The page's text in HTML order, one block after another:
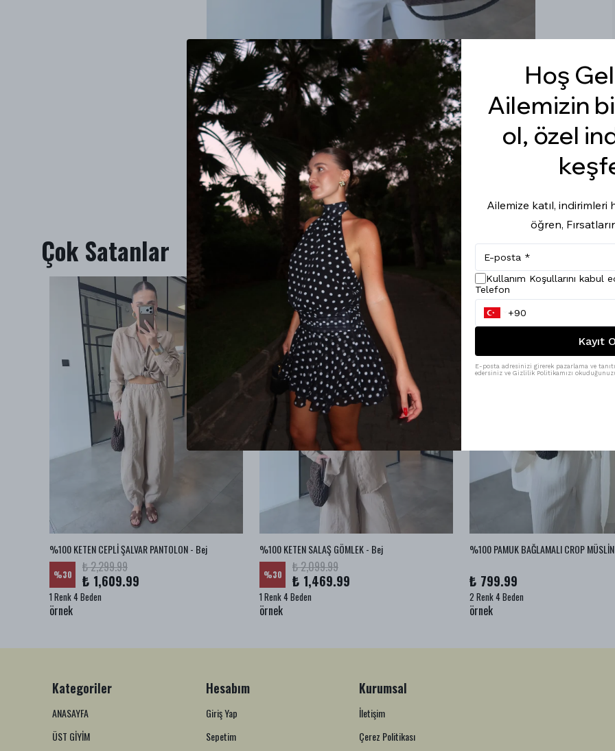
Çok Satanlar
%100 KETEN CEPLİ ŞALVAR PANTOLON - Bej
%30 ₺ 2,299.99
₺ 1,609.99
1 Renk 4 Beden
örnek
%100 KETEN SALAŞ GÖMLEK - Bej
%30 ₺ 2,099.99
₺ 1,469.99
1 Renk 4 Beden
örnek
₺ 799.99
2 Renk 4 Beden
örnek
Kategoriler
ANASAYFA
ÜST GİYİM
Hesabım
Giriş Yap
Sepetim
Kurumsal
İletişim
Çerez Politikası
Hoş
Ailemizin
ol, özel
Ailemize katıl, indirimleri
öğren,
Kullanım Koşullarını kabul
Telefon
Kayıt
E-posta adresinizi girerek pazarlama ve
edersiniz ve Gizlilik Politikamızı